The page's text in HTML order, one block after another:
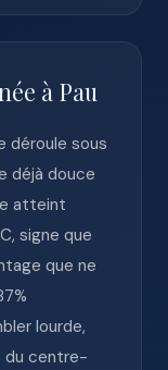
à Pau
déroule sous
déjà douce
atteint
signe que
que ne
lourde,
du centre-